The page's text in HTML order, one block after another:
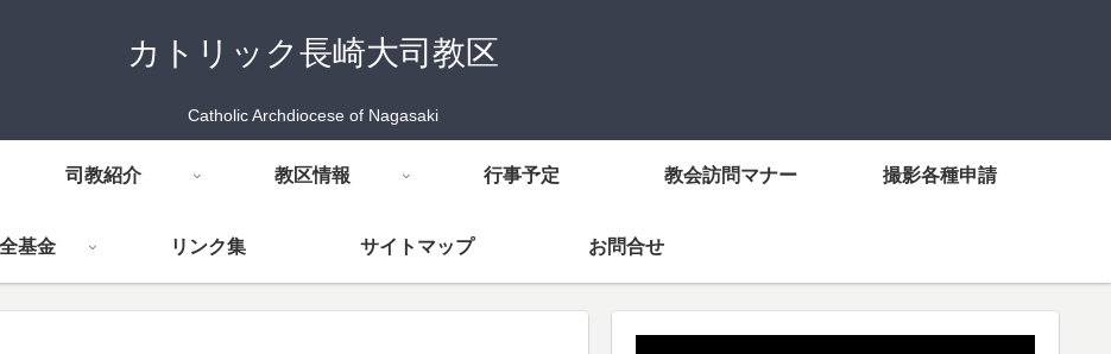
カトリック長崎大司教区
Catholic Archdiocese of Nagasaki
司教紹介 教区情報 行事予定 教会訪問マナー 撮影各種申請
基金 リンク集 サイトマップ お問合せ